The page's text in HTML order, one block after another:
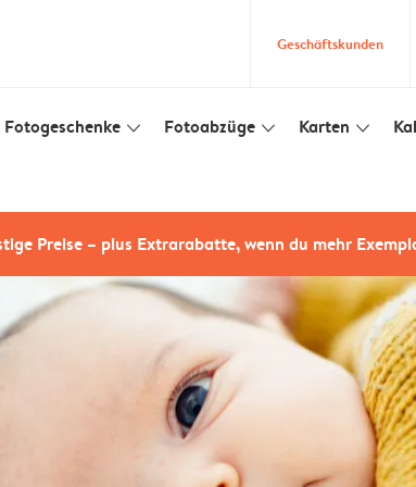
Geschäftskunden
Fotogeschenke slim_arrow_down Fotoabzüge slim_arrow_down Karten slim_arrow_down
Preise – plus Extrarabatte, wenn du mehr